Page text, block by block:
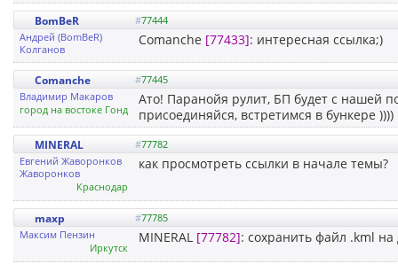
BomBeR #77444
Андрей (BomBeR)
Колганов
Comanche [77433]: интересная ссылка;)
Comanche #77445
Владимир Макаров
город на востоке Гондураса
Ато! Паранойя рулит, БП будет с нашей
присоединяйся, встретимся в бункере ))))
MINERAL #77782
Евгений Жаворонков
Жаворонков
Краснодар
как просмотреть ссылки в начале темы?
maxp #77785
Максим Пензин
Иркутск
MINERAL [77782]: сохранить файл .kml на